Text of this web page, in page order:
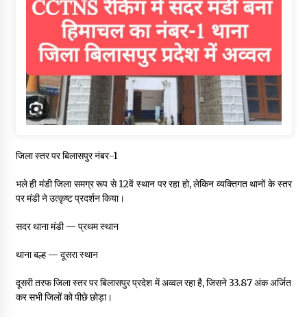
जिला स्तर पर बिलासपुर नंबर-1
भले ही मंडी जिला समग्र रूप से 12वें स्थान पर रहा हो, लेकिन व्यक्तिगत थानों के स्तर
पर मंडी ने उत्कृष्ट प्रदर्शन किया।
सदर थाना मंडी — प्रथम स्थान
थाना बल्ह — दूसरा स्थान
दूसरी तरफ जिला स्तर पर बिलासपुर प्रदेश में अव्वल रहा है, जिसने 33.87 अंक अर्जित
कर सभी जिलों को पीछे छोड़ा।